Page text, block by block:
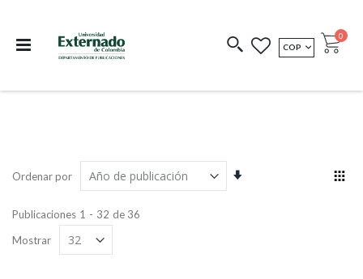
COEDICIONES REDIMIR CÓDIGO
MONEDA
COP Cart
0
Ordenar por
Orden
Ver
Publicaciones 1 - 32 de 36
Mostrar